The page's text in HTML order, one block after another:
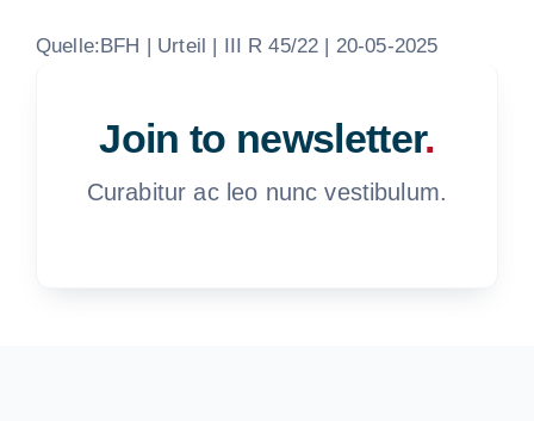
Quelle:BFH | Urteil | III R 45/22 | 20-05-2025
Join to newsletter.
Curabitur ac leo nunc vestibulum.